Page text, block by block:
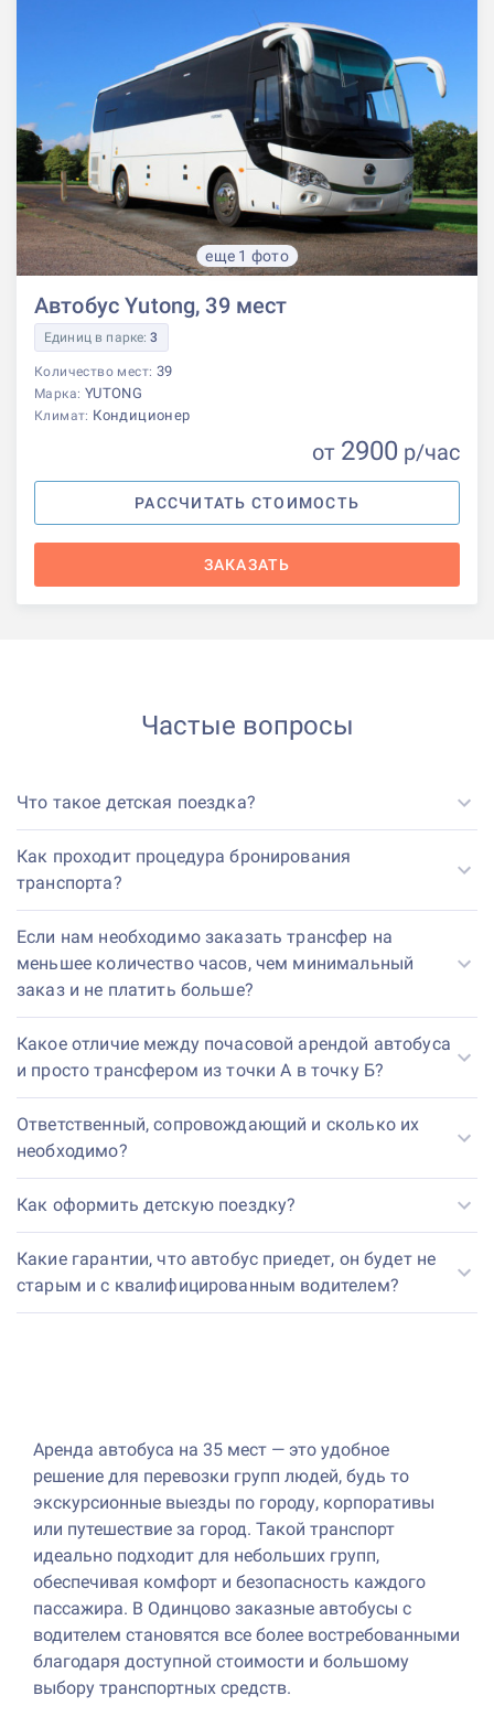
еще 1 фото
Автобус Yutong, 39 мест
Единиц в парке:3
Количество мест: 39
Марка: YUTONG
Климат: Кондиционер
от 2900 р/час
РАССЧИТАТЬ СТОИМОСТЬ
ЗАКАЗАТЬ
Частые вопросы
Что такое детская поездка?
Как проходит процедура бронирования
транспорта?
Если нам необходимо заказать трансфер на
меньшее количество часов, чем минимальный
заказ и не платить больше?
Какое отличие между почасовой арендой автобуса
и просто трансфером из точки А в точку Б?
Ответственный, сопровождающий и сколько их
необходимо?
Как оформить детскую поездку?
Какие гарантии, что автобус приедет, он будет не
старым и с квалифицированным водителем?
Аренда автобуса на 35 мест — это удобное
решение для перевозки групп людей, будь то
экскурсионные выезды по городу, корпоративы
или путешествие за город. Такой транспорт
идеально подходит для небольших групп,
обеспечивая комфорт и безопасность каждого
пассажира. В Одинцово заказные автобусы с
водителем становятся все более востребованными
благодаря доступной стоимости и большому
выбору транспортных средств.